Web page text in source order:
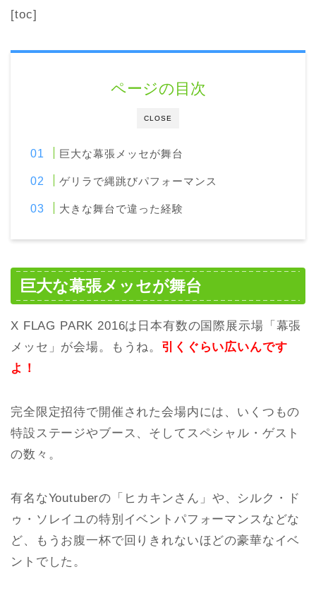
[toc]
CLOSE
ページの目次
巨大な幕張メッセが舞台
ゲリラで縄跳びパフォーマンス
大きな舞台で違った経験
巨大な幕張メッセが舞台
X FLAG PARK 2016は日本有数の国際展示場「幕張
メッセ」が会場。もうね。 引くぐらい広いんです
よ！
完全限定招待で開催された会場内には、いくつもの
特設ステージやブース、そしてスペシャル・ゲスト
の数々。
有名なYoutuberの「ヒカキンさん」や、シルク・ド
ゥ・ソレイユの特別イベントパフォーマンスなどな
ど、もうお腹一杯で回りきれないほどの豪華なイベ
ントでした。